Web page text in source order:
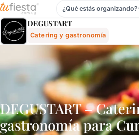
Degustart - Catering Y Gastronomía
¿Qué estás organizando?
DEGUSTART
Catering y gastronomía
DEGUSTART –
gastronomía para